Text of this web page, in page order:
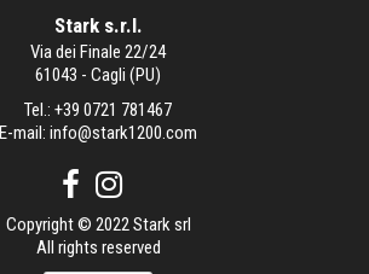
Stark s.r.l.
Via dei Finale 22/24
61043 - Cagli (PU)
Tel.: +39 0721 781467
E-mail: info@stark1200.com
Copyright © 2022 Stark srl
All rights reserved